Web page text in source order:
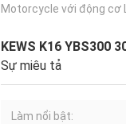
Motorcycle với động cơ
KEWS K16 YBS300
Sự miêu tả
Làm nổi bật: